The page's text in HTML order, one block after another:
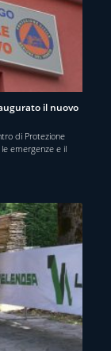
il nuovo
di Protezione
emergenze e il